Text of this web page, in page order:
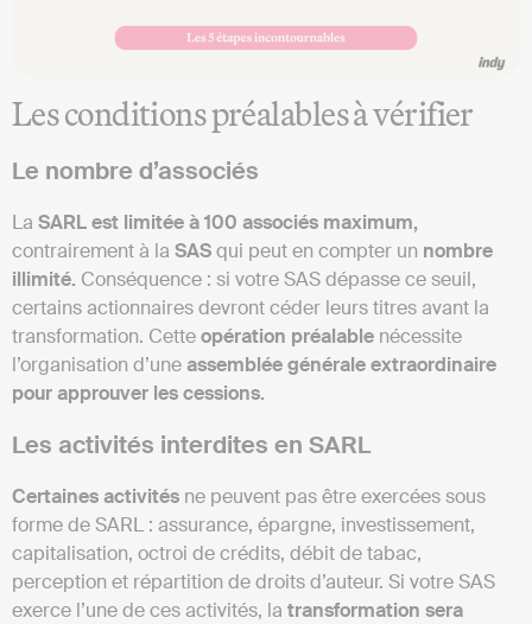
Les conditions préalables à vérifier
Le nombre d’associés
La SARL est limitée à 100 associés maximum,
contrairement à la SASqui peut en compter un nombre
illimité. Conséquence : si votre SAS dépasse ce seuil,
certains actionnaires devront céder leurs titres avant la
transformation. Cetteopération préalable nécessite
l’organisation d’uneassemblée générale extraordinaire
pour approuver les cessions.
Les activités interdites en SARL
Certaines activités ne peuvent pas être exercées sous
forme de SARL : assurance, épargne, investissement,
capitalisation, octroi de crédits, débit de tabac,
perception et répartition de droits d’auteur. Si votre SAS
exerce l’une de ces activités, la transformation sera